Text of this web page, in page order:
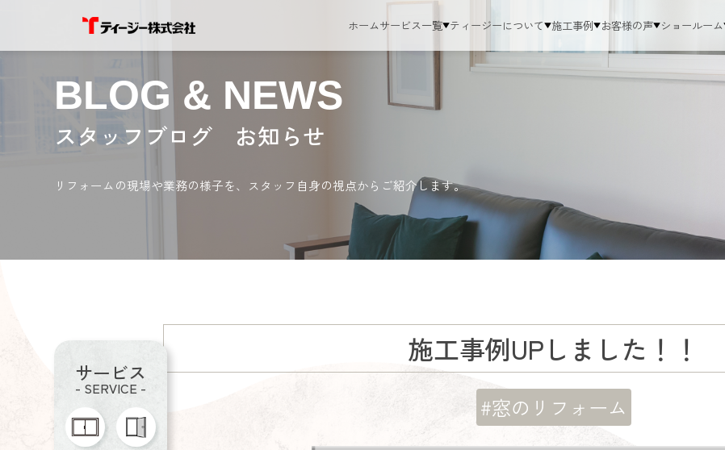
ホームサービス一覧 ティージーについて 施工事例 お客様の声 ショールーム
BLOG & NEWS
スタッフブログ お知らせ
リフォームの現場や業務の様子を、スタッフ自身の視点からご紹介します。
サービス
- SERVICE -
施工事例UPしました！！
#窓のリフォーム